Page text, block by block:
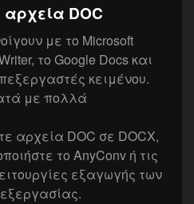
DOC
με το Microsoft
το Google Docs και
κειμένου.
με πολλά
αρχεία DOC σε DOCX,
το AnyConv ή τις
εξαγωγής των